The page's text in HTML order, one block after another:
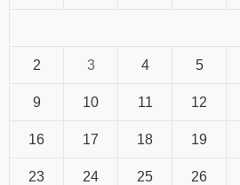
2 3 4 5
9 10 11 12
16 17 18 19
23 24 25 26